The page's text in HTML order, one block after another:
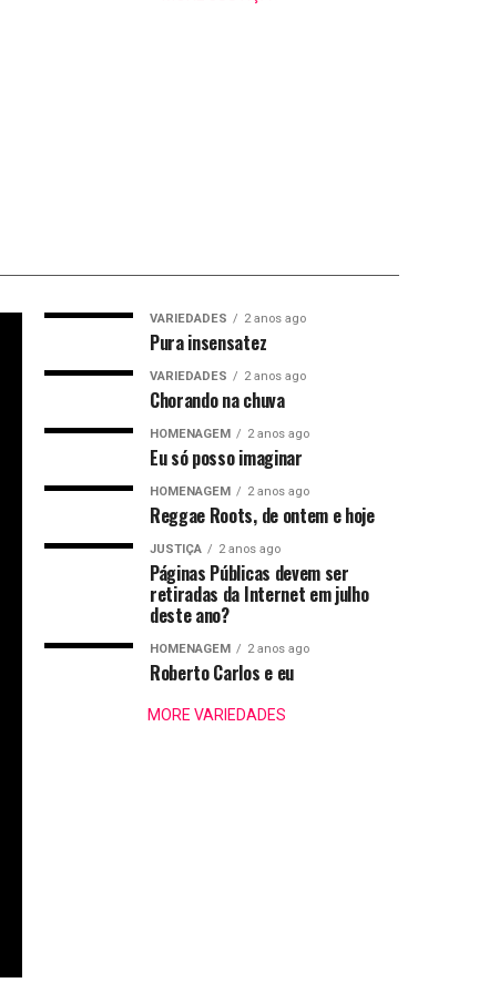
VARIEDADES 2 anos ago
Pura insensatez
VARIEDADES 2 anos ago
Chorando na chuva
HOMENAGEM 2 anos ago
Eu só posso imaginar
HOMENAGEM 2 anos ago
Reggae Roots, de ontem e hoje
JUSTIÇA 2 anos ago
Páginas Públicas devem ser
retiradas da Internet em julho
deste ano?
HOMENAGEM 2 anos ago
Roberto Carlos e eu
MORE VARIEDADES